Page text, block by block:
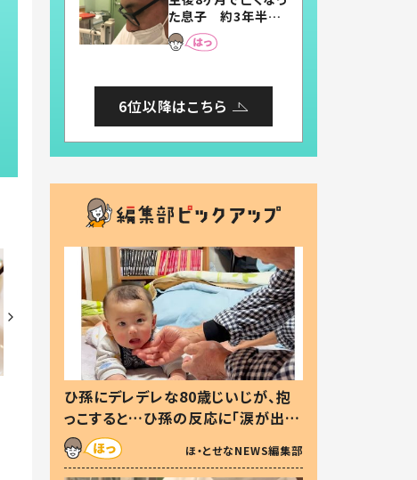
れる」
た息子 約3年半
後、当時の妻の日記
に書いてあった本音
6位以降はこちら
ひ孫にデレデレな80歳じいじが、抱
っこすると…ひ孫の反応に「涙が出ま
した」「可愛くて仕方ない」
ほ・とせなNEWS編集部